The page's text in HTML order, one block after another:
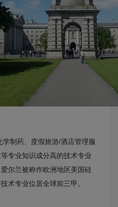
制药、度假旅游/酒店管理服
专业知识成分高的技术专业
尔兰被称作欧洲地区美国硅
术专业位居全球前三甲。